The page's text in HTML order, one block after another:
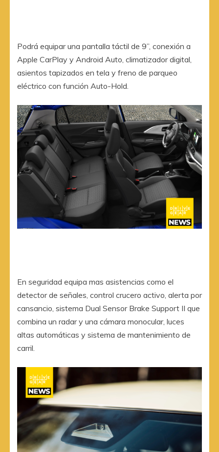
Podrá equipar una pantalla táctil de 9”, conexión a
Apple CarPlay y Android Auto, climatizador digital,
asientos tapizados en tela y freno de parqueo
eléctrico con función Auto-Hold.
En seguridad equipa mas asistencias como el
detector de señales, control crucero activo, alerta por
cansancio, sistema Dual Sensor Brake Support II que
combina un radar y una cámara monocular, luces
altas automáticas y sistema de mantenimiento de
carril.